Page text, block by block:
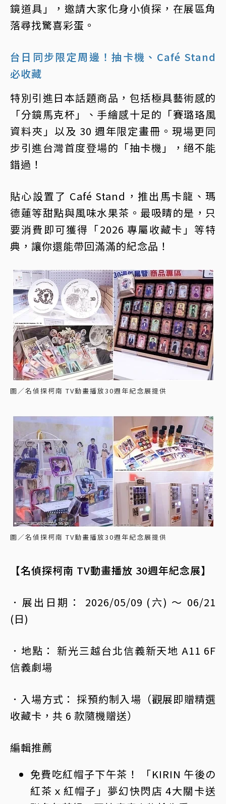
鏡道具」，邀請大家化身小偵探，在展區角
落尋找驚喜彩蛋。
台日同步限定周邊！抽卡機、Café Stand
必收藏
特別引進日本話題商品，包括極具藝術感的
「分鏡馬克杯」、手繪感十足的「賽璐珞風
資料夾」以及 30 週年限定畫冊。現場更同
步引進台灣首度登場的「抽卡機」，絕不能
錯過！
貼心設置了 Café Stand，推出馬卡龍、瑪
德蓮等甜點與風味水果茶。最吸睛的是，只
要消費即可獲得「2026 專屬收藏卡」等特
典，讓你還能帶回滿滿的紀念品！
圖／名偵探柯南 TV動畫播放30週年紀念展提供
圖／名偵探柯南 TV動畫播放30週年紀念展提供
【名偵探柯南 TV動畫播放 30週年紀念展】
．展出日期： 2026/05/09 (六) ～ 06/21
(日)
．地點： 新光三越台北信義新天地 A11 6F
信義劇場
．入場方式： 採預約制入場（觀展即贈精選
收藏卡，共 6 款隨機贈送）
編輯推薦
免費吃紅帽子下午茶！ 「KIRIN 午後の
紅茶ｘ紅帽子」夢幻快閃店 4大關卡送